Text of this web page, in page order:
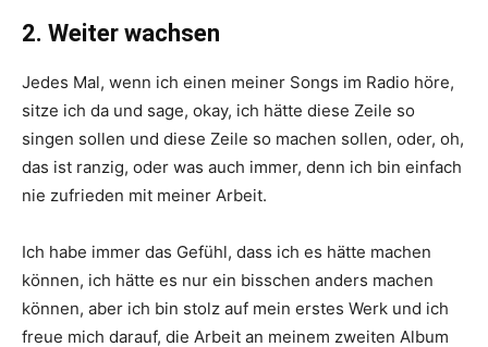
2. Weiter wachsen
Jedes Mal, wenn ich einen meiner Songs im Radio höre,
sitze ich da und sage, okay, ich hätte diese Zeile so
singen sollen und diese Zeile so machen sollen, oder, oh,
das ist ranzig, oder was auch immer, denn ich bin einfach
nie zufrieden mit meiner Arbeit.
Ich habe immer das Gefühl, dass ich es hätte machen
können, ich hätte es nur ein bisschen anders machen
können, aber ich bin stolz auf mein erstes Werk und ich
freue mich darauf, die Arbeit an meinem zweiten Album